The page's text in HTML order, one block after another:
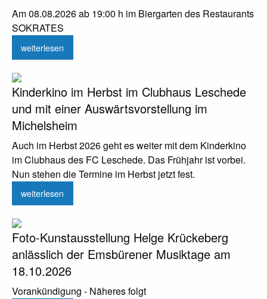
Am 08.08.2026 ab 19:00 h im Biergarten des Restaurants
SOKRATES
weiterlesen
Kinderkino im Herbst im Clubhaus Leschede
und mit einer Auswärtsvorstellung im
Michelsheim
Auch im Herbst 2026 geht es weiter mit dem Kinderkino
im Clubhaus des FC Leschede. Das Frühjahr ist vorbei.
Nun stehen die Termine im Herbst jetzt fest.
weiterlesen
Foto-Kunstausstellung Helge Krückeberg
anlässlich der Emsbürener Musiktage am
18.10.2026
Vorankündigung - Näheres folgt